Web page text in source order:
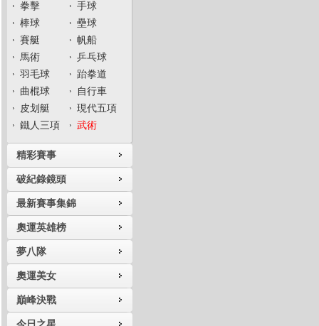
拳擊
手球
棒球
壘球
賽艇
帆船
馬術
乒乓球
羽毛球
跆拳道
曲棍球
自行車
皮划艇
現代五項
鐵人三項
武術
精彩賽事
破紀錄鏡頭
最新賽事集錦
奧運英雄榜
夢八隊
奧運美女
巔峰決戰